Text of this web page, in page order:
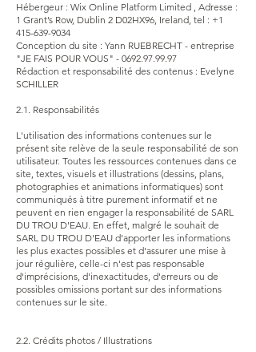
Hébergeur : Wix Online Platform Limited , Adresse :
1 Grant’s Row, Dublin 2 D02HX96, Ireland, tel : +1
415-639-9034
Conception du site : Yann RUEBRECHT - entreprise
"JE FAIS POUR VOUS" - 0692.97.99.97
Rédaction et responsabilité des contenus : Evelyne
SCHILLER
2.1. Responsabilités
L'utilisation des informations contenues sur le
présent site relève de la seule responsabilité de son
utilisateur. Toutes les ressources contenues dans ce
site, textes, visuels et illustrations (dessins, plans,
photographies et animations informatiques) sont
communiqués à titre purement informatif et ne
peuvent en rien engager la responsabilité de SARL
DU TROU D'EAU. En effet, malgré le souhait de
SARL DU TROU D'EAU d'apporter les informations
les plus exactes possibles et d'assurer une mise à
jour régulière, celle-ci n'est pas responsable
d'imprécisions, d'inexactitudes, d'erreurs ou de
possibles omissions portant sur des informations
contenues sur le site.
2.2. Crédits photos / Illustrations